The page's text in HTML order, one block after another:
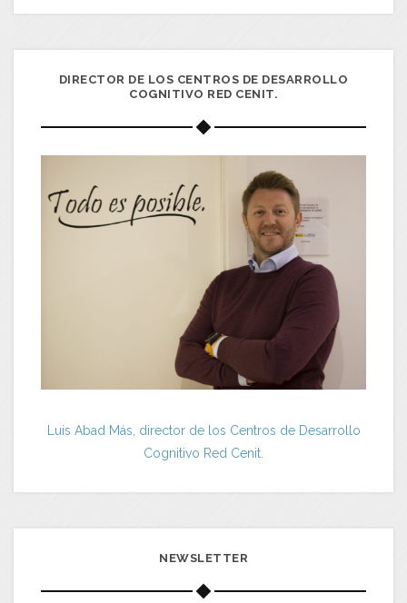
DIRECTOR DE LOS CENTROS DE DESARROLLO
COGNITIVO RED CENIT.
Luis Abad Más, director de los Centros de Desarrollo
Cognitivo Red Cenit.
NEWSLETTER